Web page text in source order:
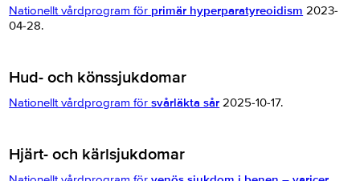
Nationellt vårdprogram för primär hyperparatyreoidism 2023-
04-28.
Hud- och könssjukdomar
Nationellt vårdprogram försvårläkta sår 2025-10-17.
Hjärt- och kärlsjukdomar